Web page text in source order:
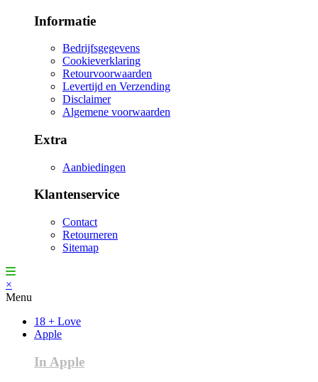
Informatie
Bedrijfsgegevens
Cookieverklaring
Retourvoorwaarden
Levertijd en Verzending
Disclaimer
Algemene voorwaarden
Extra
Aanbiedingen
Klantenservice
Contact
Retourneren
Sitemap
×
Menu
18 + Love
Apple
In Apple